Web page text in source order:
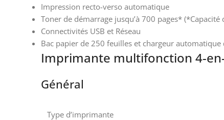
Impression recto-verso automatique
Toner de démarrage jusqu’à 700 pages*
Connectivités USB et Réseau
Bac papier de 250 feuilles et chargeur
Imprimante multifonction 4-
Général
Type d’imprimante